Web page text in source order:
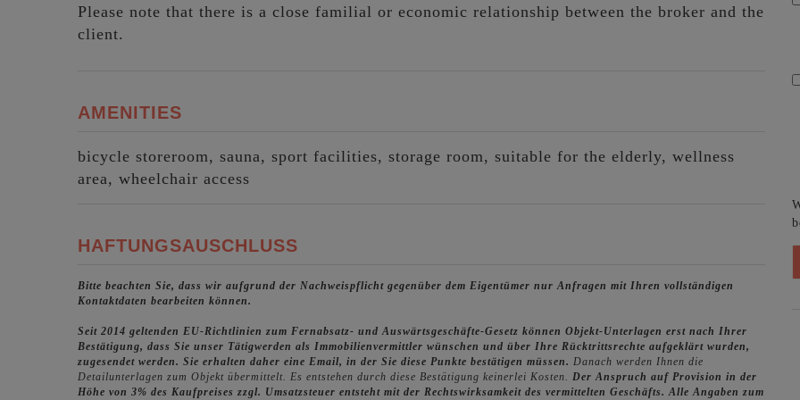
Please note that there is a close familial or economic relationship between the broker and the
client.
AMENITIES
bicycle storeroom sauna sport facilities storage room suitable for the elderly wellness
area
wheelchair access
HAFTUNGSAUSCHLUSS
Bitte beachten Sie, dass wir aufgrund der Nachweispflicht gegenüber dem Eigentümer nur Anfragen mit Ihren vollständigen
Kontaktdaten bearbeiten können.
Seit 2014 geltenden EU-Richtlinien zum Fernabsatz- und Auswärtsgeschäfte-Gesetz können Objekt-Unterlagen erst nach Ihrer
Bestätigung, dass Sie unser Tätigwerden als Immobilienvermittler wünschen und über Ihre Rücktrittsrechte aufgeklärt wurden,
zugesendet werden. Sie erhalten daher eine Email, in der Sie diese Punkte bestätigen müssen. Danach werden Ihnen die
Detailunterlagen zum Objekt übermittelt. Es entstehen durch diese Bestätigung keinerlei Kosten. Der Anspruch auf Provision in der
Höhe von 3% des Kaufpreises zzgl. Umsatzsteuer entsteht mit der Rechtswirksamkeit des vermittelten Geschäfts.Alle Angaben zum